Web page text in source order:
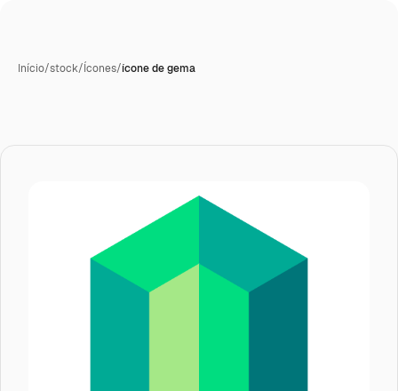
Início/stock/Ícones/ícone de gema